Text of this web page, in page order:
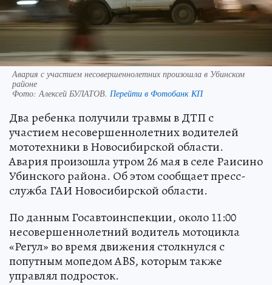
Авария с участием несовершеннолетних произошла в Убинском
районе
Фото:Алексей БУЛАТОВ. Перейти в Фотобанк КП
Два ребенка получили травмы в ДТП с
участием несовершеннолетних водителей
мототехники в Новосибирской области.
Авария произошла утром 26 мая в селе Раисино
Убинского района. Об этом сообщает пресс-
служба ГАИ Новосибирской области.
По данным Госавтоинспекции, около 11:00
несовершеннолетний водитель мотоцикла
«Регул» во время движения столкнулся с
попутным мопедом ABS, которым также
управлял подросток.